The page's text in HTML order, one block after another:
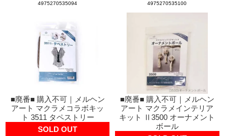
4975270535094 4975270535100
■廃番■ 購入不可｜メルヘン
アート マクラメコラボキッ
ト 3511 タペストリー
SOLD OUT
■廃番■ 購入不可｜メルヘン
アート マクラメインテリア
キット Ⅱ3500 オーナメント
ボール